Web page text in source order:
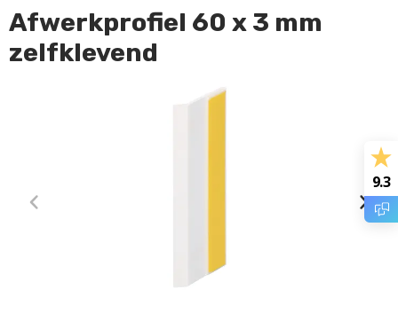
Afwerkprofiel 60 x 3 mm
zelfklevend
9.3